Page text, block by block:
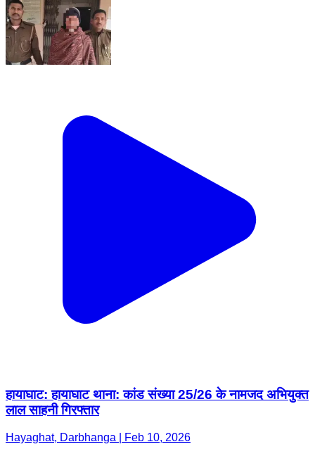
हायाघाट: हायाघाट थाना: कांड संख्या 25/26 के नामजद अभियुक्त
लाल साहनी गिरफ्तार
Hayaghat, Darbhanga | Feb 10, 2026